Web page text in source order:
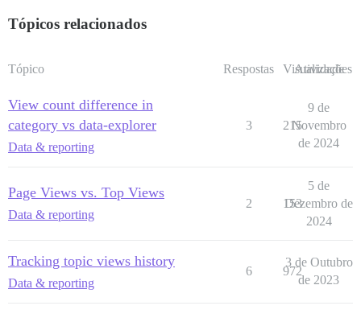
Tópicos relacionados
Tópico Respostas Visualizações
Atividade
View count difference in
category vs data-explorer
Data & reporting
3 215
9 de
Novembro
de 2024
Page Views vs. Top Views
Data & reporting
2 153
5 de
Dezembro de
2024
Tracking topic views history
Data & reporting
6 972
3 de Outubro
de 2023